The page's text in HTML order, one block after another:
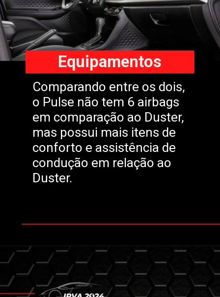
Comparando entre os dois,
o Pulse não tem 6 airbags
em comparação ao Duster,
mas possui mais itens de
conforto e assistência de
condução em relação ao
Duster.
Equipamentos